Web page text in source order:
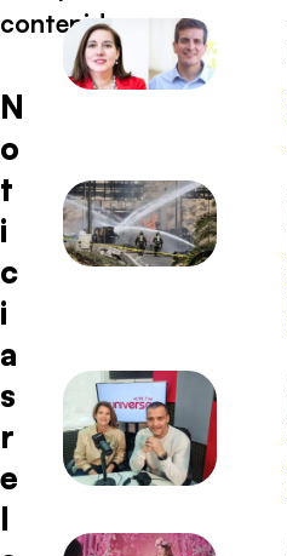
contenido
N
o
t
i
c
i
a
s
r
e
l